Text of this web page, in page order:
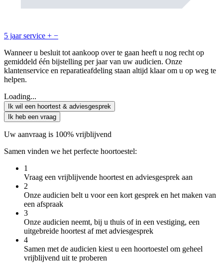
5 jaar service + −
Wanneer u besluit tot aankoop over te gaan heeft u nog recht op
gemiddeld één bijstelling per jaar van uw audicien. Onze
klantenservice en reparatieafdeling staan altijd klaar om u op weg te
helpen.
Loading...
Ik wil een hoortest & adviesgesprek
Ik heb een vraag
Uw aanvraag is 100% vrijblijvend
Samen vinden we het perfecte hoortoestel:
1
Vraag een vrijblijvende hoortest en adviesgesprek aan
2
Onze audicien belt u voor een kort gesprek en het maken van
een afspraak
3
Onze audicien neemt, bij u thuis of in een vestiging, een
uitgebreide hoortest af met adviesgesprek
4
Samen met de audicien kiest u een hoortoestel om geheel
vrijblijvend uit te proberen